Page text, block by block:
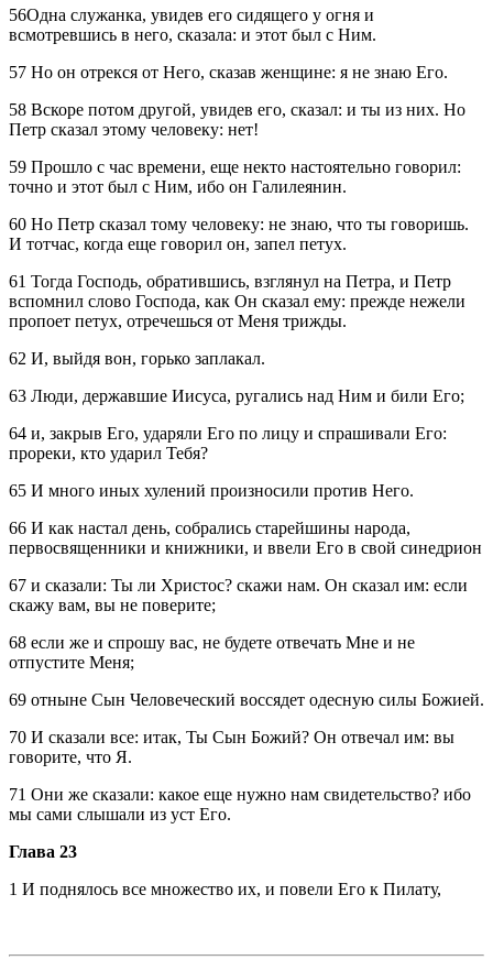
56Одна служанка, увидев его сидящего у огня и
всмотревшись в него, сказала: и этот был с Ним.
57 Но он отрекся от Него, сказав женщине: я не знаю Его.
58 Вскоре потом другой, увидев его, сказал: и ты из них. Но
Петр сказал этому человеку: нет!
59 Прошло с час времени, еще некто настоятельно говорил:
точно и этот был с Ним, ибо он Галилеянин.
60 Но Петр сказал тому человеку: не знаю, что ты говоришь.
И тотчас, когда еще говорил он, запел петух.
61 Тогда Господь, обратившись, взглянул на Петра, и Петр
вспомнил слово Господа, как Он сказал ему: прежде нежели
пропоет петух, отречешься от Меня трижды.
62 И, выйдя вон, горько заплакал.
63 Люди, державшие Иисуса, ругались над Ним и били Его;
64 и, закрыв Его, ударяли Его по лицу и спрашивали Его:
прореки, кто ударил Тебя?
65 И много иных хулений произносили против Него.
66 И как настал день, собрались старейшины народа,
первосвященники и книжники, и ввели Его в свой синедрион
67 и сказали: Ты ли Христос? скажи нам. Он сказал им: если
скажу вам, вы не поверите;
68 если же и спрошу вас, не будете отвечать Мне и не
отпустите Меня;
69 отныне Сын Человеческий воссядет одесную силы Божией.
70 И сказали все: итак, Ты Сын Божий? Он отвечал им: вы
говорите, что Я.
71 Они же сказали: какое еще нужно нам свидетельство? ибо
мы сами слышали из уст Его.
Глава 23
1 И поднялось все множество их, и повели Его к Пилату,